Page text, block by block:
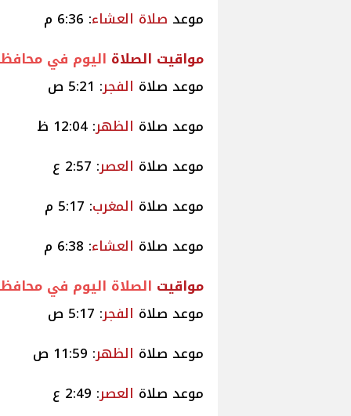
موعد صلاة العشاء: 6:36 م
مواقيت الصلاة اليوم في
موعد صلاة الفجر: 5:21 ص
موعد صلاة الظهر: 12:04 ظ
موعد صلاة العصر: 2:57 ع
موعد صلاة المغرب: 5:17 م
موعد صلاة العشاء: 6:38 م
مواقيت الصلاة اليوم في
موعد صلاة الفجر: 5:17 ص
موعد صلاة الظهر: 11:59 ص
موعد صلاة العصر: 2:49 ع